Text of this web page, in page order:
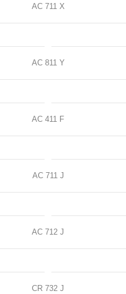
AC 711 X
AC 811 Y
AC 411 F
AC 711 J
AC 712 J
CR 732 J